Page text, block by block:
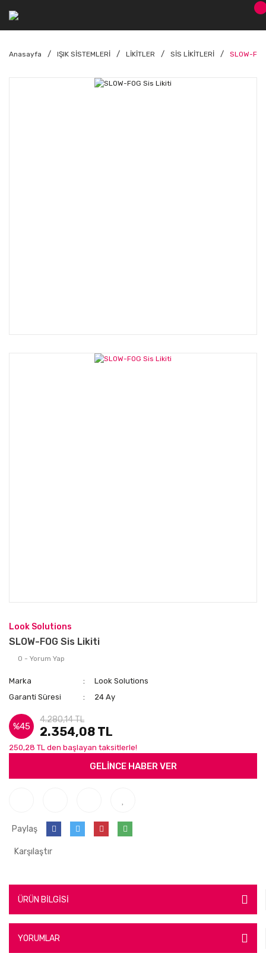
Anasayfa IŞIK SİSTEMLERİ LİKİTLER SİS LİKİTLERİ SLOW-
Look Solutions
SLOW-FOG Sis Likiti
0 - Yorum Yap
Marka
Look Solutions
Garanti Süresi
24 Ay
%45
4.280,14 TL
2.354,08 TL
250,28 TL den başlayan taksitlerle!
GELİNCE HABER VER
Paylaş
Karşılaştır
ÜRÜN BİLGİSİ
YORUMLAR